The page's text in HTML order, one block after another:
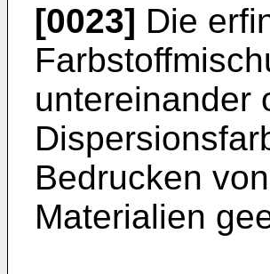
[0023] Die
untereinander
Bedrucken
Materialien